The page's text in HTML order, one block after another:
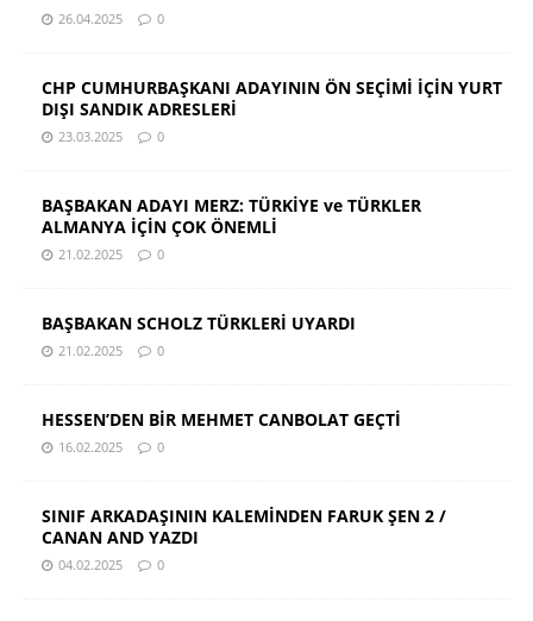
26.04.2025 0
CHP CUMHURBAŞKANI ADAYININ ÖN SEÇİMİ İÇİN YURT
DIŞI SANDIK ADRESLERİ
23.03.2025 0
BAŞBAKAN ADAYI MERZ: TÜRKİYE ve TÜRKLER
ALMANYA İÇİN ÇOK ÖNEMLİ
21.02.2025 0
BAŞBAKAN SCHOLZ TÜRKLERİ UYARDI
21.02.2025 0
HESSEN’DEN BİR MEHMET CANBOLAT GEÇTİ
16.02.2025 0
SINIF ARKADAŞININ KALEMİNDEN FARUK ŞEN 2 /
CANAN AND YAZDI
04.02.2025 0